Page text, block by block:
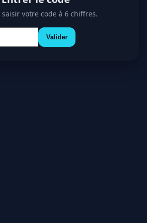
saisir votre code à 6 chiffres.
Valider